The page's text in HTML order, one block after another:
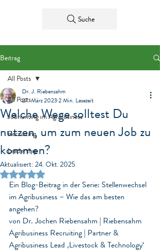
Suche
Beitrag
All Posts
Jobhunting im Agribusiness
Recruiting
Leadership
All Posts
Welche Wege solltest Du
nutzen, um zum neuen Job zu
kommen?
Dr. J. Riebensahm
27. März 20232 Min. Lesezeit
Aktualisiert: 24. Okt. 2025
Mit NaN von 5 Sternen bewertet.
Ein Blog-Beitrag in der Serie: Stellenwechsel
im Agribusiness – Wie das am besten
angehen?
von Dr. Jochen Riebensahm | Riebensahm
Agribusiness Recruiting | Partner &
Agribusiness Lead ‚Livestock & Technology‘